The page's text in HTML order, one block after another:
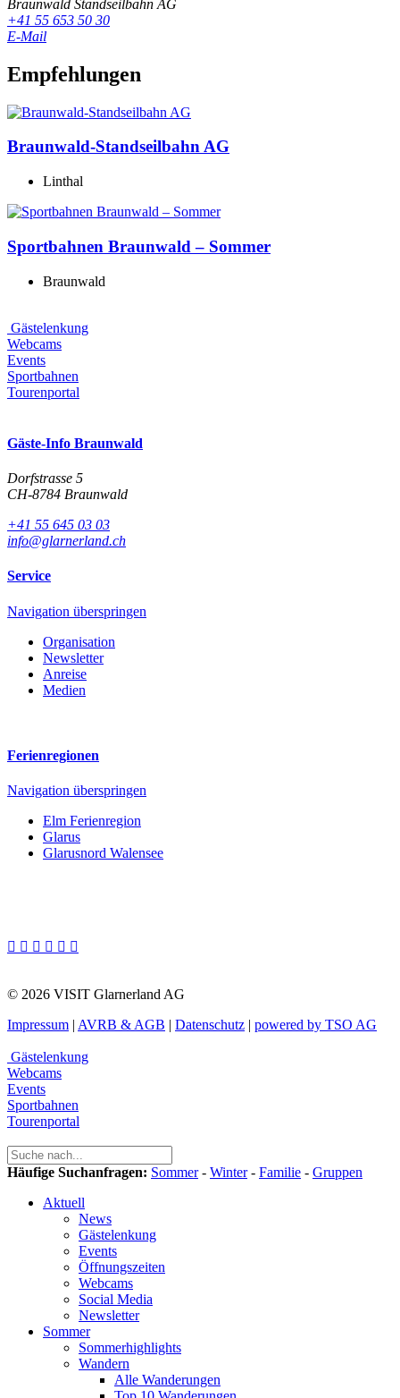
Braunwald Standseilbahn AG
+41 55 653 50 30
E-Mail
Empfehlungen
Braunwald-Standseilbahn AG
Linthal
Sportbahnen Braunwald – Sommer
Braunwald
Gästelenkung
Webcams
Events
Sportbahnen
Tourenportal
Gäste-Info Braunwald
Dorfstrasse 5
CH-8784 Braunwald
+41 55 645 03 03
info@glarnerland.ch
Service
Navigation überspringen
Organisation
Newsletter
Anreise
Medien
Ferienregionen
Navigation überspringen
Elm Ferienregion
Glarus
Glarusnord Walensee
     
© 2026 VISIT Glarnerland AG
Impressum | AVRB & AGB | Datenschutz | powered by TSO AG
Gästelenkung
Webcams
Events
Sportbahnen
Tourenportal
Häufige Suchanfragen: Sommer- Winter- Familie - Gruppen
Aktuell
News
Gästelenkung
Events
Öffnungszeiten
Webcams
Social Media
Newsletter
Sommer
Sommerhighlights
Wandern
Alle Wanderungen